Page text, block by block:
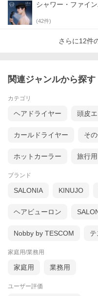
シャワー・ファイ
(42件)
さらに12件
関連ジャンルから探す
カテゴリ
ヘアドライヤー 頭皮
カールドライヤー そ
ホットカーラー 旅行
ブランド
SALONIA KINUJO
ヘアビューロン
Nobby by TESCOM
家庭用/業務用
家庭用 業務用
ユーザー評価